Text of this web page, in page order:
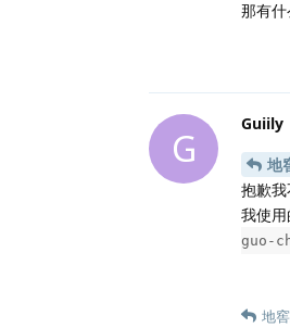
那有
G
Guiily
地
抱歉我
我使用
guo-
地